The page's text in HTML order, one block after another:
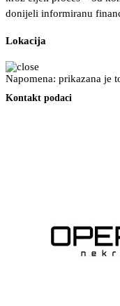
donijeli informiranu
Lokacija
Napomena: prikazana je
Kontakt podaci